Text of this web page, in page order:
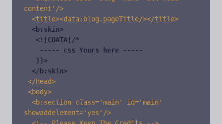
content'/>
<b:skin>
    -----
css Yours here -----
  </b:skin>
showaddelement='yes'/>